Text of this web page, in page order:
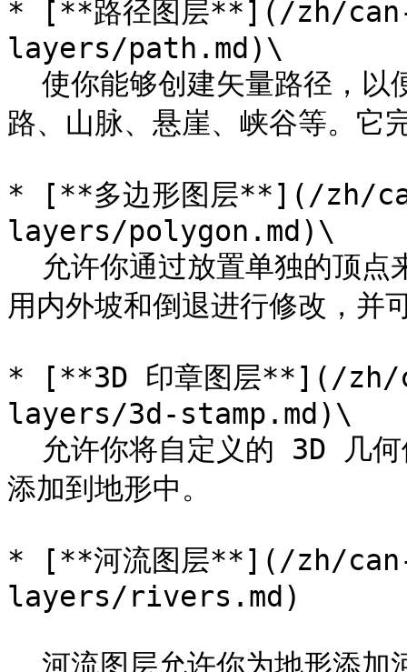
* [**路径图层**](/zh/
layers/path.md)\
路、山脉、悬崖、峡谷等。它
* [**多边形图层**](/zh/
layers/polygon.md)\
用内外坡和倒退进行修改，并
* [**3D 印章图层**](/
layers/3d-stamp.md)\
添加到地形中。
* [**河流图层**](/zh/
layers/rivers.md)